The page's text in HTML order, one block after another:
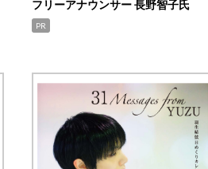
フリーアナウンサー 長野智子氏
PR